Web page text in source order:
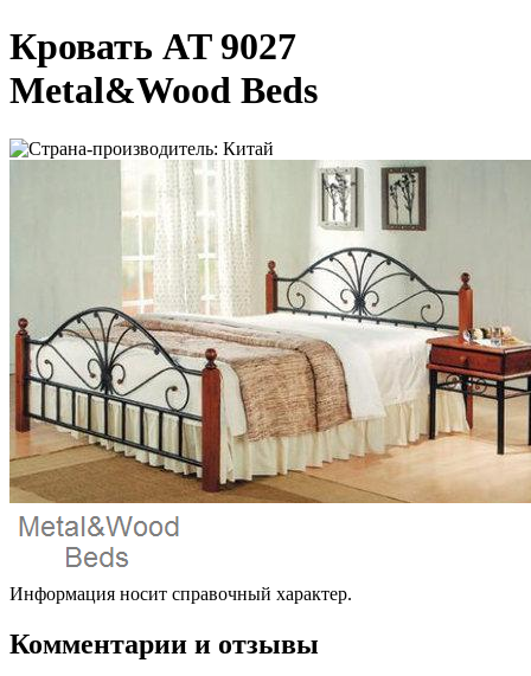
Кровать AT 9027
Metal&Wood Beds
Информация носит справочный характер.
Комментарии и отзывы